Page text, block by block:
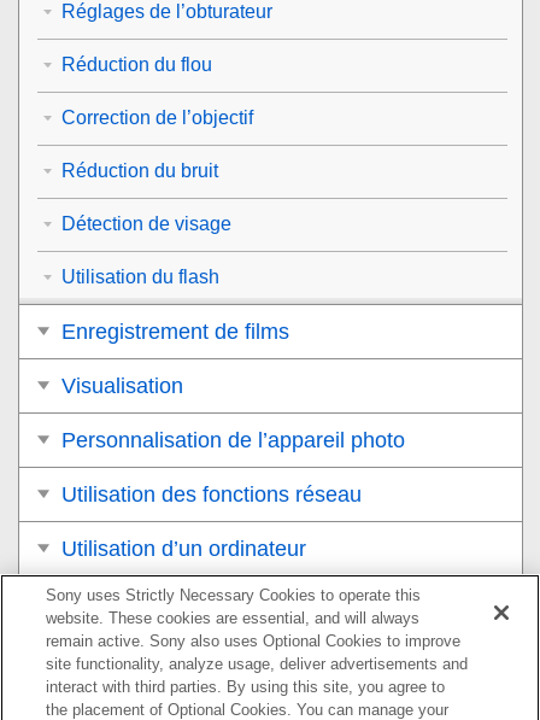
Réglages de l’obturateur
Réduction du flou
Correction de l’objectif
Réduction du bruit
Détection de visage
Utilisation du flash
Enregistrement de films
Visualisation
Personnalisation de l’appareil photo
Utilisation des fonctions réseau
Utilisation d’un ordinateur
Liste des éléments du MENU
Précautions/Le produit
Si vous avez des problèmes
Sony uses Strictly Necessary Cookies to operate this
website. These cookies are essential, and will always
remain active. Sony also uses Optional Cookies to improve
site functionality, analyze usage, deliver advertisements and
interact with third parties. By using this site, you agree to
the placement of Optional Cookies. You can manage your